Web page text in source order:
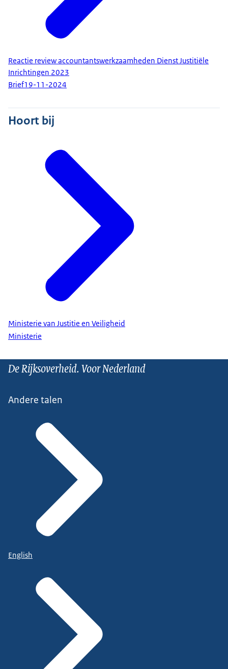
Reactie review accountantswerkzaamheden Dienst Justitiële
Inrichtingen 2023
Brief19-11-2024
Hoort bij
Ministerie van Justitie en Veiligheid
Ministerie
De Rijksoverheid. Voor Nederland
Andere talen
English